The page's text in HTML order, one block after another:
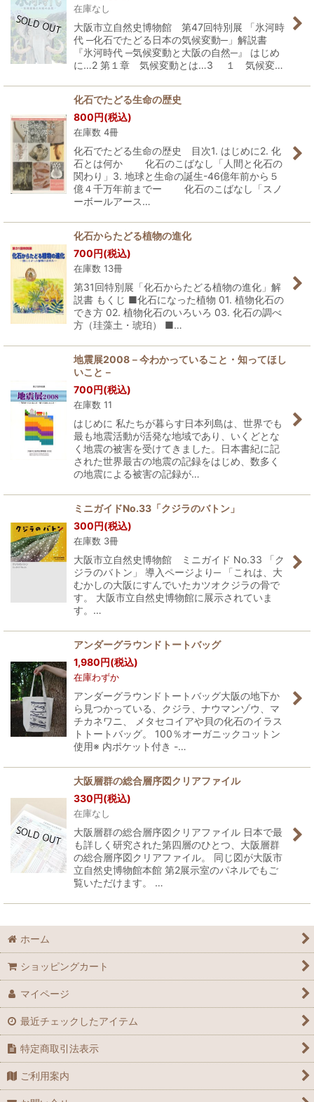
在庫なし
大阪市立自然史博物館 第47回特別展 「氷河時
代 ─化石でたどる日本の気候変動─」解説書
『氷河時代 ─気候変動と大阪の自然─』 はじめ
に…2 第１章 気候変動とは…3 １ 気候変…
化石でたどる生命の歴史
800円(税込)
在庫数 4冊
化石でたどる生命の歴史 目次1. はじめに2. 化
石とは何か 化石のこばなし「人間と化石の
関わり」3. 地球と生命の誕生-46億年前から５
億４千万年前までー 化石のこばなし「スノ
ーボールアース…
化石からたどる植物の進化
700円(税込)
在庫数 13冊
第31回特別展「化石からたどる植物の進化」解
説書 もくじ ■化石になった植物 01. 植物化石の
でき方 02. 植物化石のいろいろ 03. 化石の調べ
方（珪藻土・琥珀） ■…
地震展2008－今わかっていること・知ってほし
いこと－
700円(税込)
在庫数 11
はじめに 私たちが暮らす日本列島は、世界でも
最も地震活動が活発な地域であり、いくどとな
く地震の被害を受けてきました。日本書紀に記
された世界最古の地震の記録をはじめ、数多く
の地震による被害の記録が…
ミニガイドNo.33「クジラのバトン」
300円(税込)
在庫数 3冊
大阪市立自然史博物館 ミニガイド No.33 「ク
ジラのバトン」 導入ページより─ 「これは、大
むかしの大阪にすんでいたカツオクジラの骨で
す。 大阪市立自然史博物館に展示されていま
す。…
アンダーグラウンドトートバッグ
1,980円(税込)
在庫わずか
アンダーグラウンドトートバッグ大阪の地下か
ら見つかっている、クジラ、ナウマンゾウ、マ
チカネワニ、 メタセコイアや貝の化石のイラス
トトートバッグ。 100％オーガニックコットン
使用※ 内ポケット付き -…
大阪層群の総合層序図クリアファイル
330円(税込)
在庫なし
大阪層群の総合層序図クリアファイル 日本で最
も詳しく研究された第四層のひとつ、大阪層群
の総合層序図クリアファイル。 同じ図が大阪市
立自然史博物館本館 第2展示室のパネルでもご
覧いただけます。 …
ホーム
ショッピングカート
マイページ
最近チェックしたアイテム
特定商取引法表示
ご利用案内